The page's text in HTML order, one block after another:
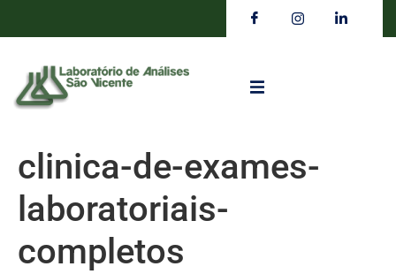
clinica-de-exames-
laboratoriais-
completos